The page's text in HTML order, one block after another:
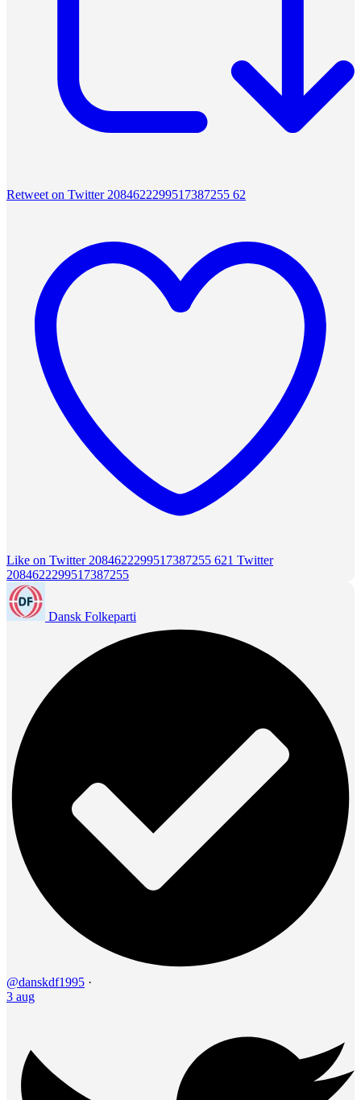
Retweet on Twitter 2084622299517387255 62
Like on Twitter 2084622299517387255 621 Twitter
2084622299517387255
Dansk Folkeparti
@danskdf1995 ·
3 aug